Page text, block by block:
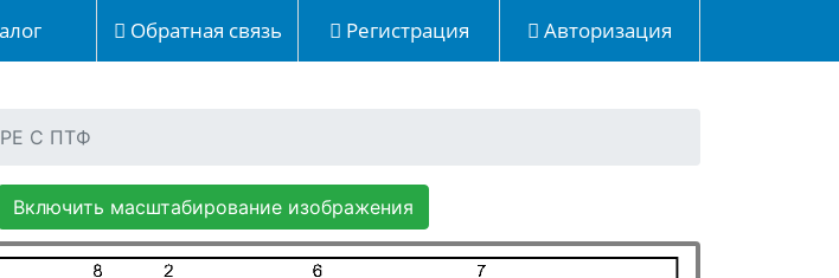
Обратная связь Регистрация Авторизация
С ПТФ
Включить масштабирование изображения